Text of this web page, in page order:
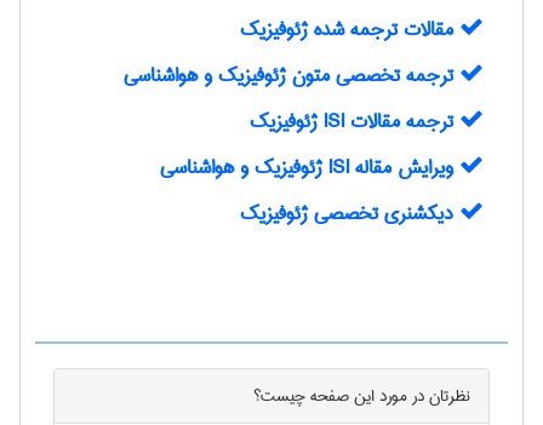
مقالات ترجمه شده ژئوفیزیک
ترجمه تخصصي متون ژئوفيزيك و هواشناسی
ترجمه مقالات ISI‌ ژئوفيزيك
ويرايش مقاله ISI ژئوفيزيك و هواشناسی
دیکشنری تخصصی ژئوفیزیک
نظرتان در مورد اینصفحهچیست؟